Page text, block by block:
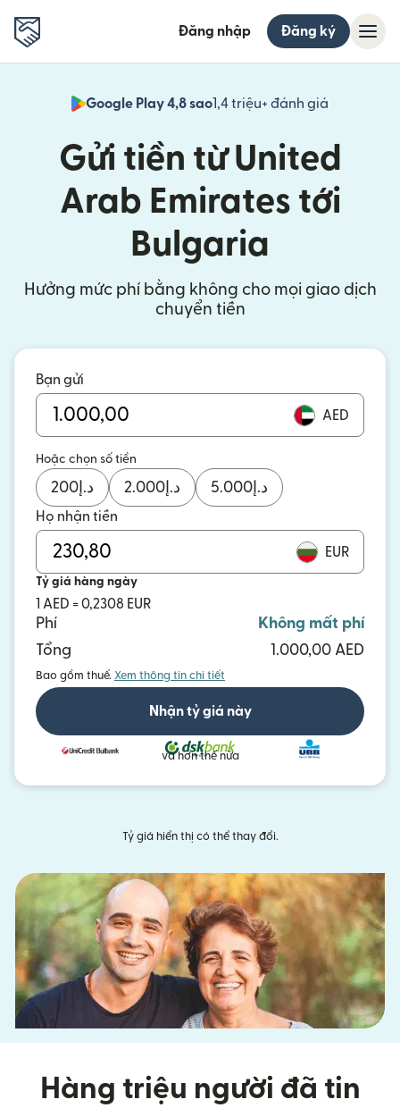
Đăng nhập Đăng ký
Google Play 4,8 sao1,4 triệu+ đánh giá
Gửi tiền từ United
Arab Emirates tới
Bulgaria
Hưởng mức phí bằng không cho mọi giao dịch
chuyển tiền
Bạn gửi
AED
Hoặc chọn số tiền
د.إ 200 د.إ 2.000 د.إ 5.000
Họ nhận tiền
EUR
Tỷ giá hàng ngày
1 AED = 0,2308 EUR
Phí
Không mất phí
Tổng
1.000,00 AED
Bao gồm thuế. Xem thông tin chi tiết
Nhận tỷ giá này
và hơn thế nữa
Tỷ giá hiển thị có thể thay đổi.
Hàng triệu người đã tin